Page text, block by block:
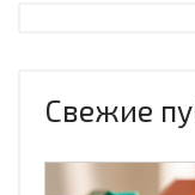
Свежие